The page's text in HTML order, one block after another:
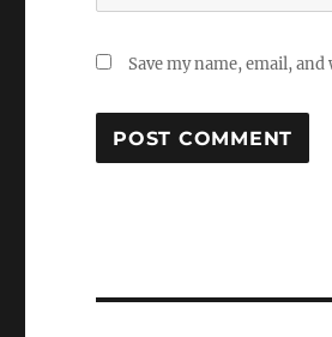
Save my name, email,